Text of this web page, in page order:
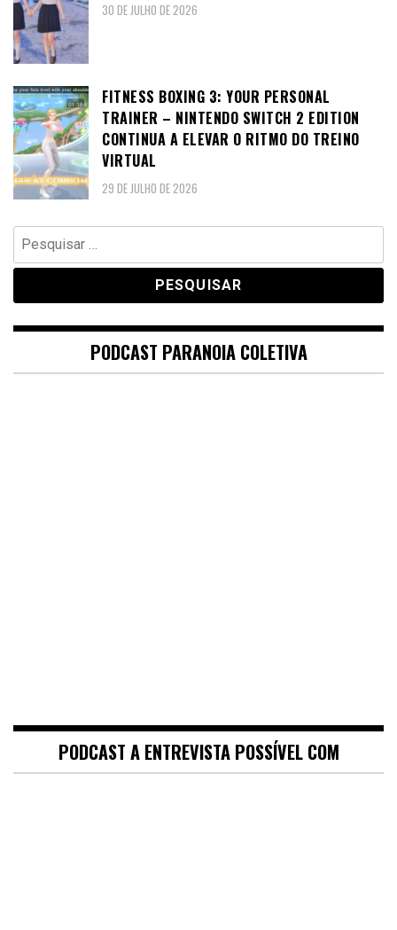
30 DE JULHO DE 2026
FITNESS BOXING 3: YOUR PERSONAL
TRAINER – NINTENDO SWITCH 2 EDITION
CONTINUA A ELEVAR O RITMO DO TREINO
VIRTUAL
29 DE JULHO DE 2026
Pesquisar
por:
PODCAST PARANOIA COLETIVA
PODCAST A ENTREVISTA POSSÍVEL COM